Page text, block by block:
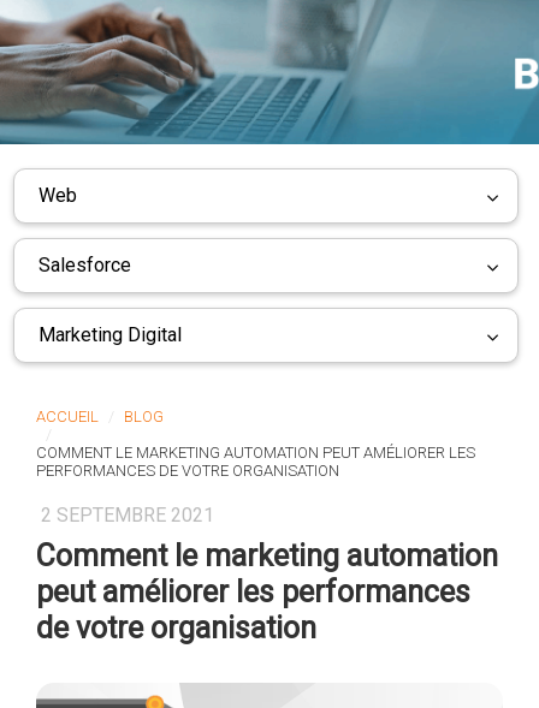
Web
Salesforce
Marketing Digital
ACCUEIL
BLOG
COMMENT LE MARKETING AUTOMATION PEUT AMÉLIORER LES
PERFORMANCES DE VOTRE ORGANISATION
2 SEPTEMBRE 2021
Comment le marketing automation
peut améliorer les performances
de votre organisation